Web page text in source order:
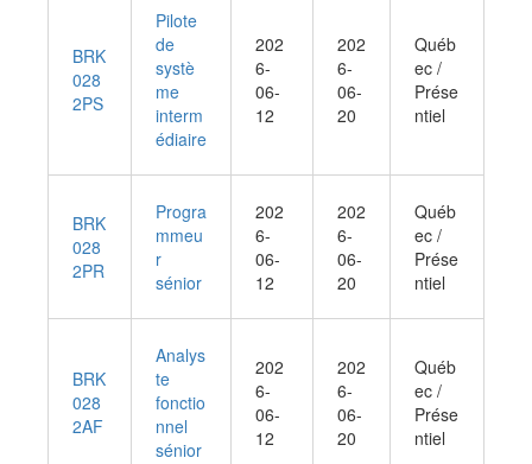
BRK
028
2PS
Pilote
de
systè
me
interm
édiaire
202
6-
06-
12
202
6-
06-
20
Québ
ec /
Prése
ntiel
BRK
028
2PR
Progra
mmeu
r
sénior
202
6-
06-
12
202
6-
06-
20
Québ
ec /
Prése
ntiel
BRK
028
2AF
Analys
te
fonctio
nnel
sénior
202
6-
06-
12
202
6-
06-
20
Québ
ec /
Prése
ntiel